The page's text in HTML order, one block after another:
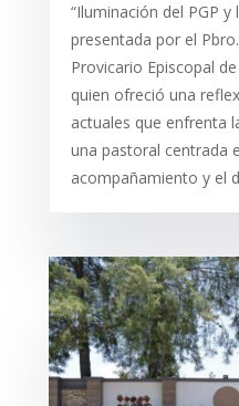
“Iluminación del PGP y
presentada por el
Provicario Episcopal
quien ofreció una
actuales que enfrenta
una pastoral centrada
acompañamiento y el